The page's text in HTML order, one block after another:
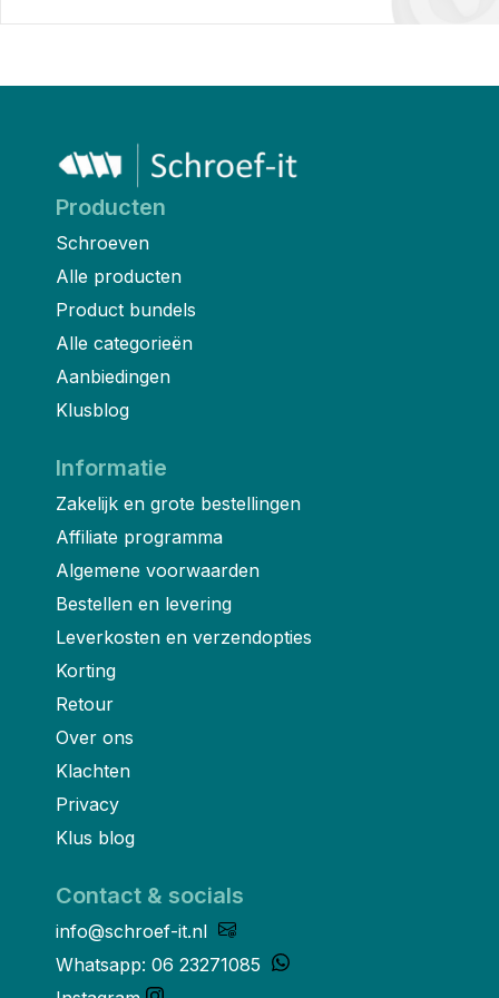
Producten
Schroeven
Alle producten
Product bundels
Alle categorieën
Aanbiedingen
Klusblog
Informatie
Zakelijk en grote bestellingen
Affiliate programma
Algemene voorwaarden
Bestellen en levering
Leverkosten en verzendopties
Korting
Retour
Over ons
Klachten
Privacy
Klus blog
Contact & socials
info@schroef-it.nl
Whatsapp: 06 23271085